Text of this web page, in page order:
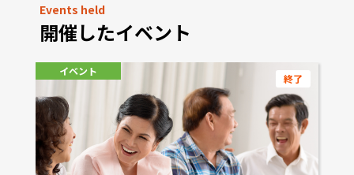
Events held
開催したイベント
イベント
終了